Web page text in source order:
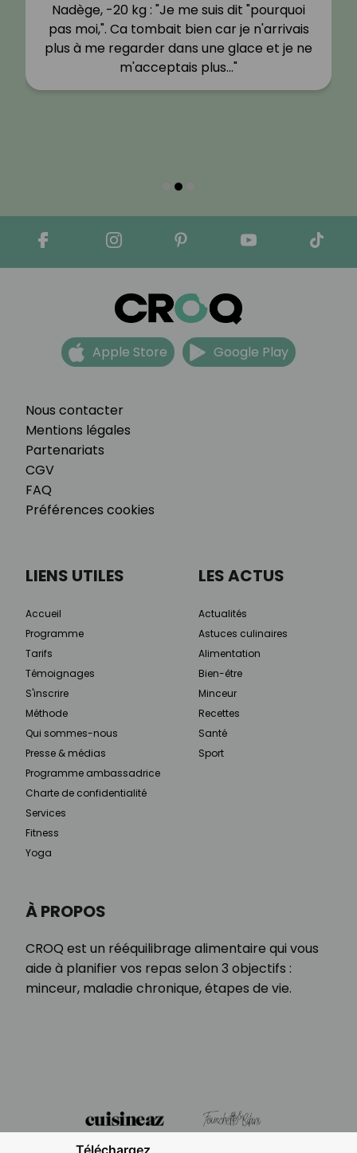
Nadège, -20 kg : "Je me suis dit "pourquoi
pas moi,". Ca tombait bien car je n'arrivais
plus à me regarder dans une glace et je ne
m'acceptais plus…"
Nous contacter
Mentions légales
Partenariats
CGV
FAQ
Préférences cookies
Apple Store Google Play
À PROPOS
CROQ est un rééquilibrage alimentaire qui vous
aide à planifier vos repas selon 3 objectifs :
minceur, maladie chronique, étapes de vie.
LIENS UTILES
Accueil
Programme
Tarifs
Témoignages
S'inscrire
Méthode
Qui sommes-nous
Presse & médias
Programme ambassadrice
Charte de confidentialité
Services
Fitness
Yoga
LES ACTUS
Actualités
Astuces culinaires
Alimentation
Bien-être
Minceur
Recettes
Santé
Sport
Téléchargez